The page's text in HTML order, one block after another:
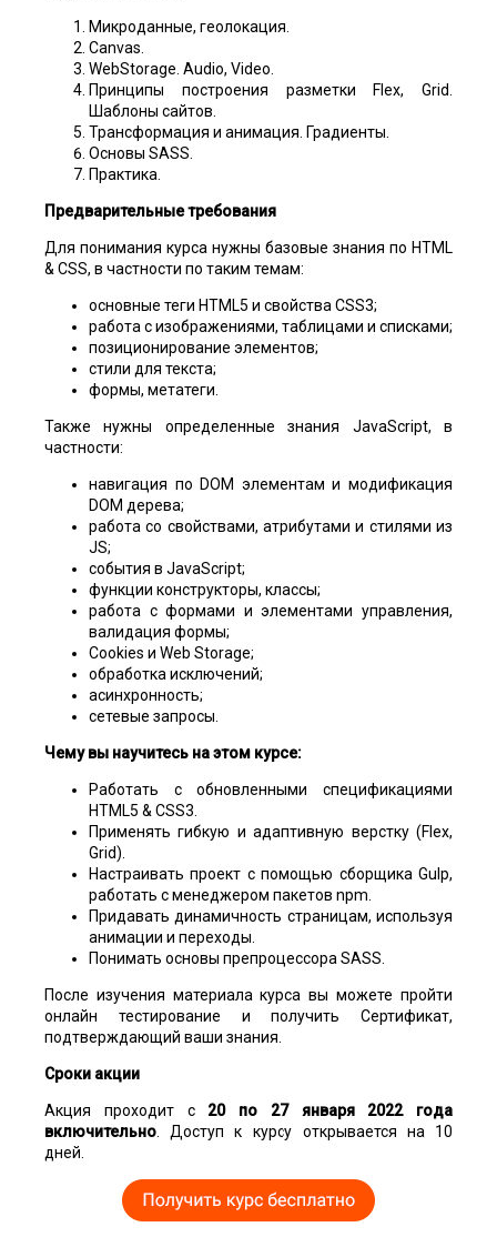
Микроданные, геолокация.
Canvas.
WebStorage. Audio, Video.
Принципы построения разметки Flex, Grid.
Шаблоны сайтов.
Трансформация и анимация. Градиенты.
Основы SASS.
Практика.
Предварительные требования
Для понимания курса нужны базовые знания по HTML
& CSS, в частности по таким темам:
основные теги HTML5 и свойства CSS3;
работа с изображениями, таблицами и списками;
позиционирование элементов;
стили для текста;
формы, метатеги.
Также нужны определенные знания JavaScript, в
частности:
навигация по DOM элементам и модификация
DOM дерева;
работа со свойствами, атрибутами и стилями из
JS;
события в JavaScript;
функции конструкторы, классы;
работа с формами и элементами управления,
валидация формы;
Cookies и Web Storage;
обработка исключений;
асинхронность;
сетевые запросы.
Чему вы научитесь на этом курсе:
Работать с обновленными спецификациями
HTML5 & CSS3.
Применять гибкую и адаптивную верстку (Flex,
Grid).
Настраивать проект с помощью сборщика Gulp,
работать с менеджером пакетов npm.
Придавать динамичность страницам, используя
анимации и переходы.
Понимать основы препроцессора SASS.
После изучения материала курса вы можете пройти
онлайн тестирование и получить Сертификат,
подтверждающий ваши знания.
Сроки акции
Акция проходит с 20 по 27 января 2022 года
включительно . Доступ к курсу открывается на 10
дней.